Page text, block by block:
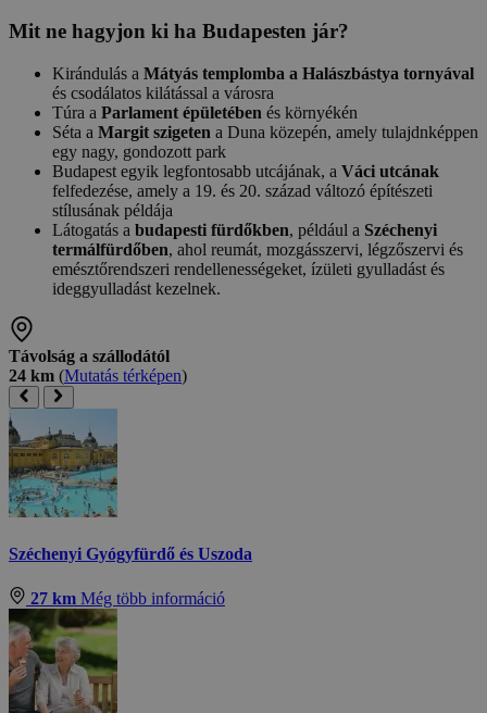
Mit ne hagyjon ki ha Budapesten jár?
Kirándulás a Mátyás templomba a Halászbástya tornyával
és csodálatos kilátással a városra
Túra a Parlament épületében és környékén
Séta a Margit szigeten a Duna közepén, amely tulajdnképpen
egy nagy, gondozott park
Budapest egyik legfontosabb utcájának, a Váci utcának
felfedezése, amely a 19. és 20. század változó építészeti
stílusának példája
Látogatás a budapesti fürdőkben, például a Széchenyi
termálfürdőben, ahol reumát, mozgásszervi, légzőszervi és
emésztőrendszeri rendellenességeket, ízületi gyulladást és
ideggyulladást kezelnek.
Távolság a szállodától
24 km (Mutatás térképen)
Széchenyi Gyógyfürdő és Uszoda
27 km Még több információ